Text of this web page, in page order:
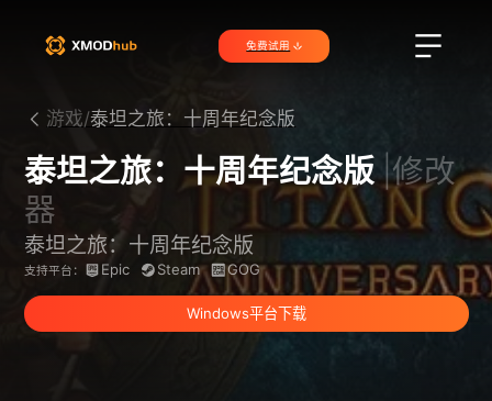
免费试用
游戏/泰坦之旅：十周年纪念版
泰坦之旅：十周年纪念版 |修改
器
泰坦之旅：十周年纪念版
支持平台： Epic Steam GOG
Windows平台下载